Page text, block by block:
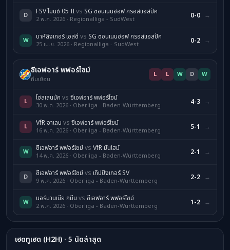
D FSV ไมนซ์ 05 IIvs SG ซอนเนนฮอฟ กรอสแอสปัค
2 พ.ค. 2026 · Regionalliga - SudWest 0-0 →
W บาห์ลิงเกอร์ เอสซี vs SG ซอนเนนฮอฟ กรอสแอสปัค
25 เม.ย. 2026 · Regionalliga - SudWest 0-2 →
ซีเอฟอาร์ พฟอร์ไซม์
ทีมเยือน
L L W D W
L โฮลเลนบัค vs ซีเอฟอาร์ พฟอร์ไซม์
30 พ.ค. 2026 · Oberliga - Baden-Württemberg 4-3 →
L VfR อาเลน vs ซีเอฟอาร์ พฟอร์ไซม์
16 พ.ค. 2026 · Oberliga - Baden-Württemberg 5-1 →
W ซีเอฟอาร์ พฟอร์ไซม์vs VfR มันไฮม์
14 พ.ค. 2026 · Oberliga - Baden-Württemberg 2-1 →
D ซีเอฟอาร์ พฟอร์ไซม์vs เกิปปิงเกอร์ SV
9 พ.ค. 2026 · Oberliga - Baden-Württemberg 2-2 →
W นอร์มานเนีย กมึน vs ซีเอฟอาร์ พฟอร์ไซม์
2 พ.ค. 2026 · Oberliga - Baden-Württemberg 1-2 →
เฮดทูเฮด (H2H) · 5 นัดล่าสุด